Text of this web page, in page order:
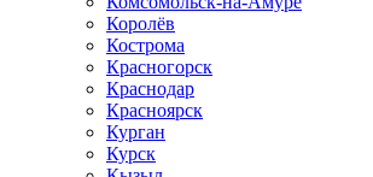
Королёв
Кострома
Красногорск
Краснодар
Красноярск
Курган
Курск